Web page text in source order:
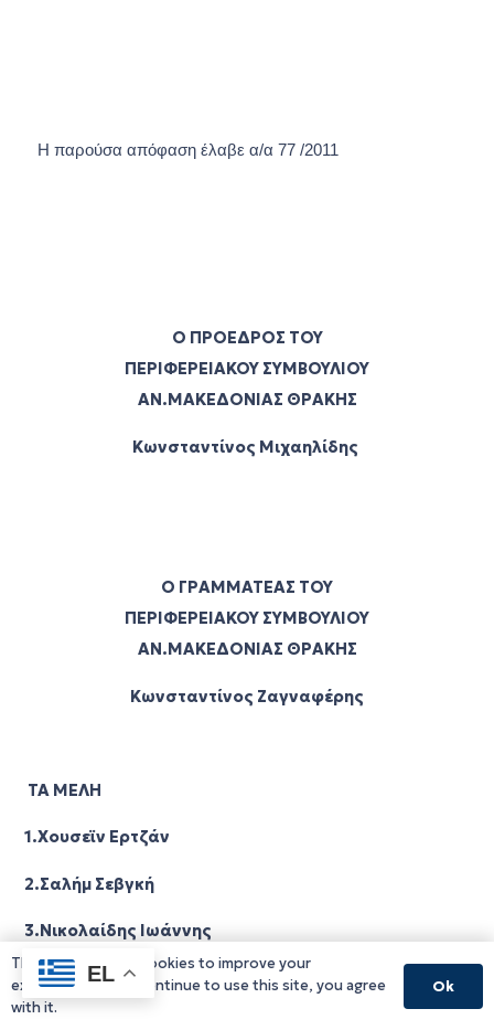
Η παρούσα απόφαση έλαβε α/α 77 /2011
Ο ΠΡΟΕΔΡΟΣ ΤΟΥ
ΠΕΡΙΦΕΡΕΙΑΚΟΥ ΣΥΜΒΟΥΛΙΟΥ
ΑΝ.ΜΑΚΕΔΟΝΙΑΣ ΘΡΑΚΗΣ
Κωνσταντίνος Μιχαηλίδης
Ο ΓΡΑΜΜΑΤΕΑΣ ΤΟΥ
ΠΕΡΙΦΕΡΕΙΑΚΟΥ ΣΥΜΒΟΥΛΙΟΥ
ΑΝ.ΜΑΚΕΔΟΝΙΑΣ ΘΡΑΚΗΣ
Κωνσταντίνος Ζαγναφέρης
ΤΑ ΜΕΛΗ
1.Χουσεϊν Ερτζάν
2.Σαλήμ Σεβγκή
3.Νικολαίδης Ιωάννης
4.Ούστογλου Γεώργιος
EL
This website uses cookies to improve your
experience. If you continue to use this site, you agree
with it.
Ok